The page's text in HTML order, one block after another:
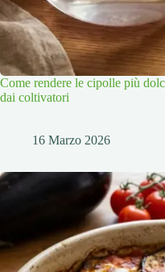
Come rendere le cipolle più
dai coltivatori
16 Marzo 2026